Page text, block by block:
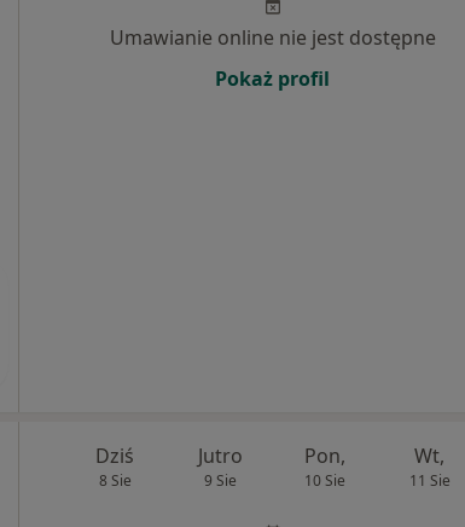
Umawianie online nie jest dostępne
Pokaż profil
Dziś
8 Sie
Jutro
9 Sie
Pon,
10 Sie
Wt,
11 Sie